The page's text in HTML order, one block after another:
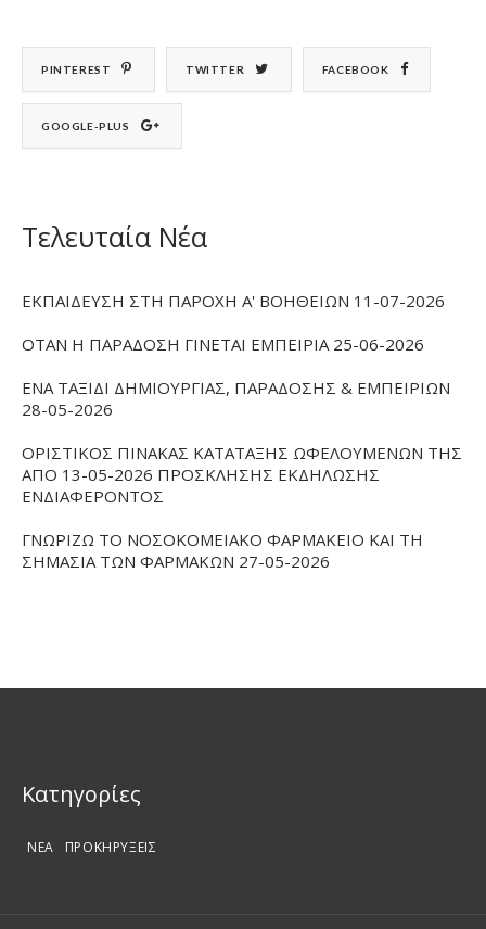
PINTEREST TWITTER FACEBOOK
GOOGLE-PLUS
Τελευταία Νέα
ΕΚΠΑΙΔΕΥΣΗ ΣΤΗ ΠΑΡΟΧΗ Α' ΒΟΗΘΕΙΩΝ 11-07-2026
ΟΤΑΝ Η ΠΑΡΑΔΟΣΗ ΓΙΝΕΤΑΙ ΕΜΠΕΙΡΙΑ 25-06-2026
ΕΝΑ ΤΑΞΙΔΙ ΔΗΜΙΟΥΡΓΙΑΣ, ΠΑΡΑΔΟΣΗΣ & ΕΜΠΕΙΡΙΩΝ
28-05-2026
ΟΡΙΣΤΙΚΟΣ ΠΙΝΑΚΑΣ ΚΑΤΑΤΑΞΗΣ ΩΦΕΛΟΥΜΕΝΩΝ ΤΗΣ
ΑΠΟ 13-05-2026 ΠΡΟΣΚΛΗΣΗΣ ΕΚΔΗΛΩΣΗΣ
ΕΝΔΙΑΦΕΡΟΝΤΟΣ
ΓΝΩΡΙΖΩ ΤΟ ΝΟΣΟΚΟΜΕΙΑΚΟ ΦΑΡΜΑΚΕΙΟ ΚΑΙ ΤΗ
ΣΗΜΑΣΙΑ ΤΩΝ ΦΑΡΜΑΚΩΝ 27-05-2026
Kατηγορίες
ΝΕΑ ΠΡΟΚΗΡΥΞΕΙΣ